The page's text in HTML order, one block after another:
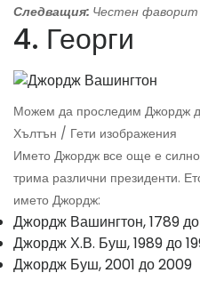
Следващия: Честен фаворит
4. Георги
Можем да проследим Джордж
Хълтън / Гети изображения
Името Джордж все още е
трима различни президенти.
името Джордж:
Джордж Вашингтон, 1789
Джордж Х.В. Буш, 1989 до
Джордж Буш, 2001 до 2009